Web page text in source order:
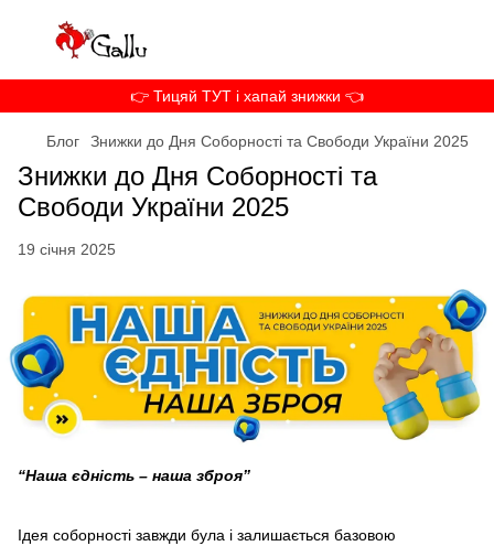
👉 Тицяй ТУТ і хапай знижки 👈
Блог Знижки до Дня Соборності тa Свободи України 2025
Знижки до Дня Соборності тa
Свободи України 2025
19 січня 2025
“Наша єдність – наша зброя”
Ідея соборності завжди була і залишається базовою